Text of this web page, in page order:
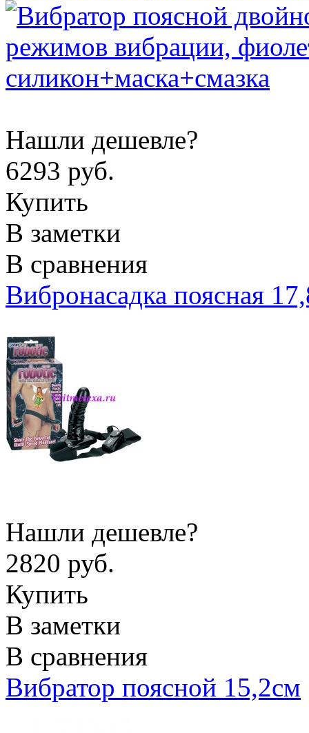
Нашли дешевле?
6293 руб.
Купить
В заметки
В сравнения
Вибронасадка поясная
Нашли дешевле?
2820 руб.
Купить
В заметки
В сравнения
Вибратор поясной 15,2см